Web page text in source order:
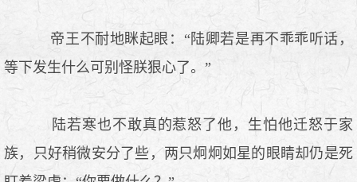
帝王不耐地眯起眼：“陆卿若是再不乖乖听话，
等下发生什么可别怪朕狠心了。”
陆若寒也不敢真的惹怒了他，生怕他迁怒于家
族，只好稍微安分了些，两只炯炯如星的眼睛却仍是死